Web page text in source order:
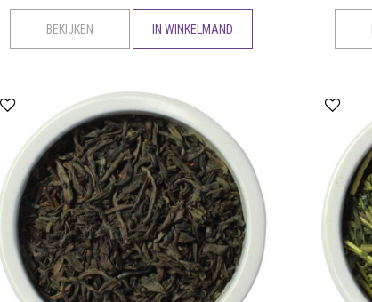
BEKIJKEN IN WINKELMAND